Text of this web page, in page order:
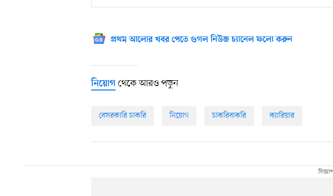
প্রথম আলোর খবর পেতে গুগল নিউজ চ্যানেল ফলো করুন
নিয়োগ থেকে আরও পড়ুন
বেসরকারি চাকরি নিয়োগ চাকরিবাকরি ক্যারিয়ার